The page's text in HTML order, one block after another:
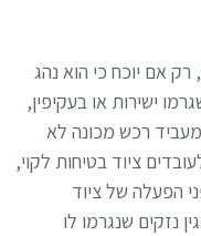
רק אם יוכח כי הוא נהג
ישירות או בעקיפין,
רכש מכונה לא
ציוד בטיחות לקוי,
הפעלה של ציוד
נזקים שנגרמו לו